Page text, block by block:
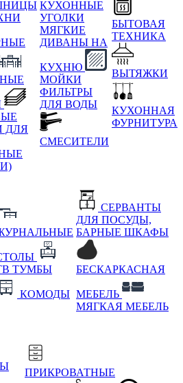
ДЛЯ
КУХОННЫЕ
УГОЛКИ
МЯГКИЕ
ДИВАНЫ НА
КУХНЮ
МОЙКИ
ФИЛЬТРЫ
ДЛЯ ВОДЫ
СМЕСИТЕЛИ
БЫТОВАЯ
ТЕХНИКА
ВЫТЯЖКИ
КУХОННАЯ
ФУРНИТУРА
ТУМБЫ
КОМОДЫ
СЕРВАНТЫ
ДЛЯ ПОСУДЫ,
БАРНЫЕ ШКАФЫ
БЕСКАРКАСНАЯ
МЕБЕЛЬ
МЯГКАЯ МЕБЕЛЬ
ПРИКРОВАТНЫЕ